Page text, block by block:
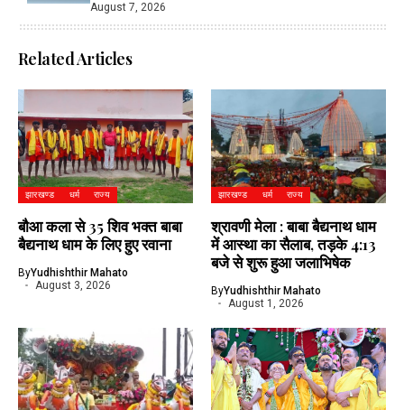
August 7, 2026
Related Articles
झारखण्ड धर्म राज्य
बौआ कला से 35 शिव भक्त बाबा
बैद्यनाथ धाम के लिए हुए रवाना
ByYudhishthir Mahato
August 3, 2026
झारखण्ड धर्म राज्य
श्रावणी मेला : बाबा बैद्यनाथ धाम
में आस्था का सैलाब, तड़के 4:13
बजे से शुरू हुआ जलाभिषेक
ByYudhishthir Mahato
August 1, 2026